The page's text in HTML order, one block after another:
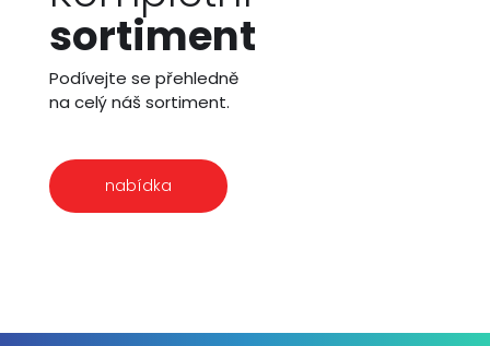
sortiment
Podívejte se přehledně
na celý náš sortiment.
nabídka